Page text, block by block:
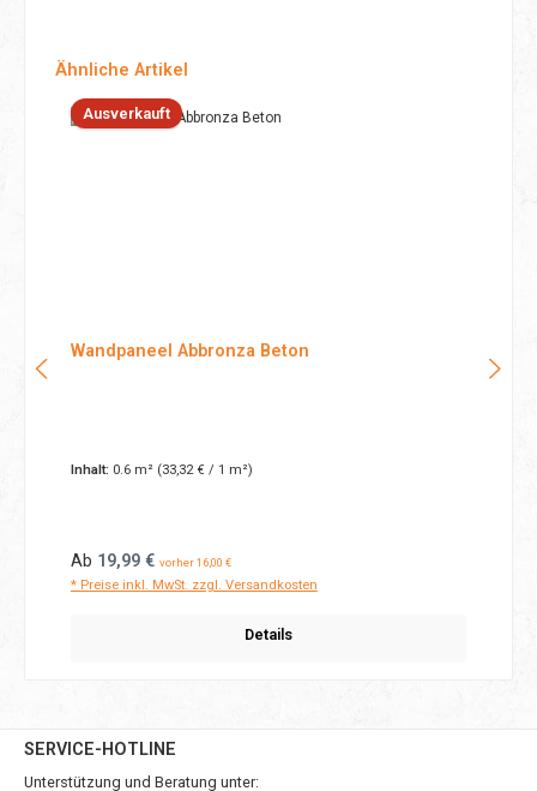
Produktgalerie überspringen
Ähnliche Artikel
Ausverkauft
Wandpaneel Abbronza Beton
Inhalt: 0.6 m² (33,32 € / 1 m²)
Regulärer Preis:
Ab 19,99 € vorher 16,00 €
* Preise inkl. MwSt. zzgl. Versandkosten
Details
SERVICE-HOTLINE
Unterstützung und Beratung unter: